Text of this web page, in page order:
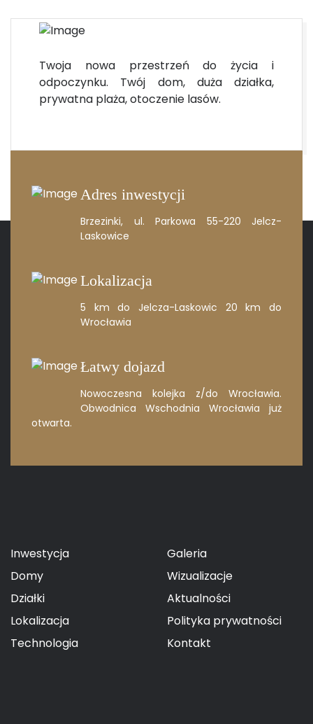
Twoja nowa przestrzeń do życia i
odpoczynku. Twój dom, duża działka,
prywatna plaża, otoczenie lasów.
Adres inwestycji
Brzezinki, ul. Parkowa 55-220 Jelcz-
Laskowice
Lokalizacja
5 km do Jelcza-Laskowic 20 km do
Wrocławia
Łatwy dojazd
Nowoczesna kolejka z/do Wrocławia.
Obwodnica Wschodnia Wrocławia już
otwarta.
Inwestycja
Domy
Działki
Lokalizacja
Technologia
Galeria
Wizualizacje
Aktualności
Polityka prywatności
Kontakt